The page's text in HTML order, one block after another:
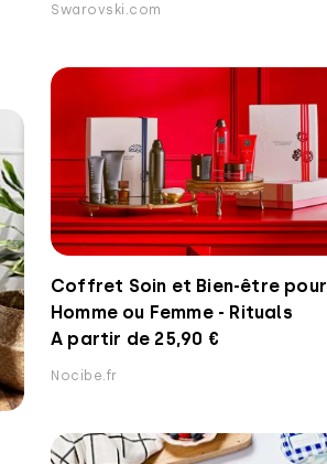
Swarovski.com
Coffret Soin et Bien-être pour
Homme ou Femme - Rituals
A partir de 25,90 €
Nocibe.fr